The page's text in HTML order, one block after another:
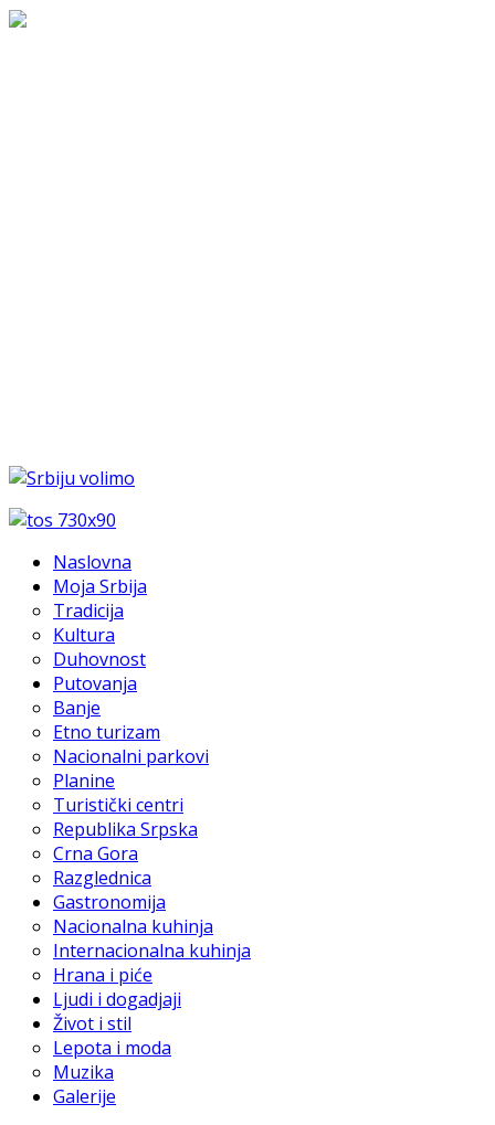
Naslovna
Moja Srbija
Tradicija
Kultura
Duhovnost
Putovanja
Banje
Etno turizam
Nacionalni parkovi
Planine
Turistički centri
Republika Srpska
Crna Gora
Razglednica
Gastronomija
Nacionalna kuhinja
Internacionalna kuhinja
Hrana i piće
Ljudi i dogadjaji
Život i stil
Lepota i moda
Muzika
Galerije